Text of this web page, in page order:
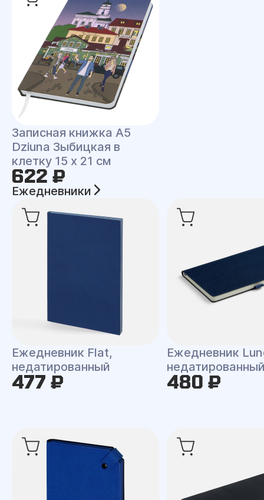
Записная книжка A5
Dziuna Зыбицкая в
клетку 15 x 21 см
622 ₽
Ежедневники
Ежедневник Flat,
недатированный
477 ₽
Ежедневник
480 ₽